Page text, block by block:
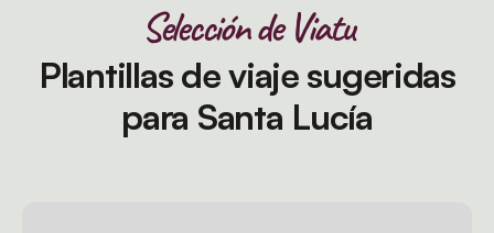
Selección de Viatu
Plantillas de viaje sugeridas
para Santa Lucía